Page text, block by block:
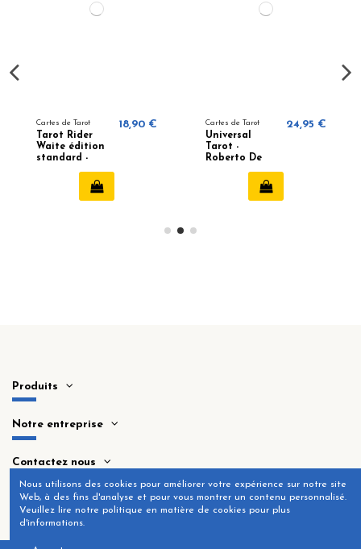
Cartes de Tarot
Tarot Rider
Waite édition
standard -
Colman Smith
18,90 € Cartes de Tarot
Universal
Tarot -
Roberto De
24,95 €
Produits
Notre entreprise
Contactez nous
Nous utilisons des cookies pour améliorer votre expérience sur notre site
Web, à des fins d'analyse et pour vous montrer un contenu personnalisé.
Veuillez lire notre politique en matière de cookies pour plus
d'informations.